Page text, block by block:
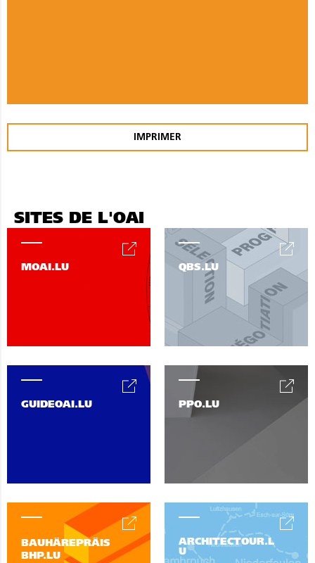
IMPRIMER
SITES DE L'OAI
MOAI.LU QBS.LU
PPO.LU
GUIDEOAI.LU
BAUHÄREPRÄIS
BHP.LU
ARCHITECTOUR.L
U